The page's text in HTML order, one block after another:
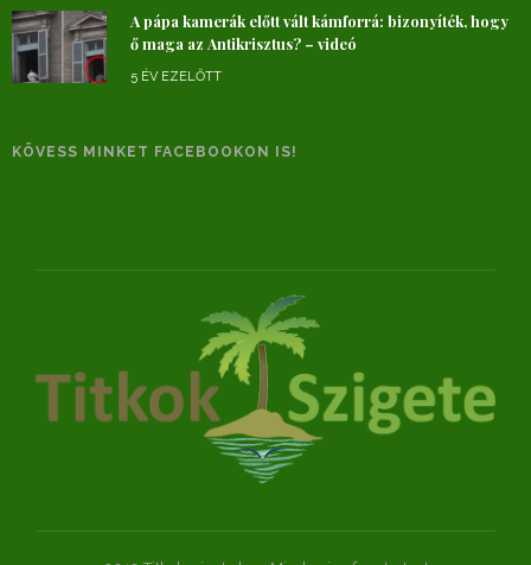
A pápa kamerák előtt vált kámforrá: bizonyíték, hogy
ő maga az Antikrisztus? – videó
5 ÉV EZELŐTT
KÖVESS MINKET FACEBOOKON IS!